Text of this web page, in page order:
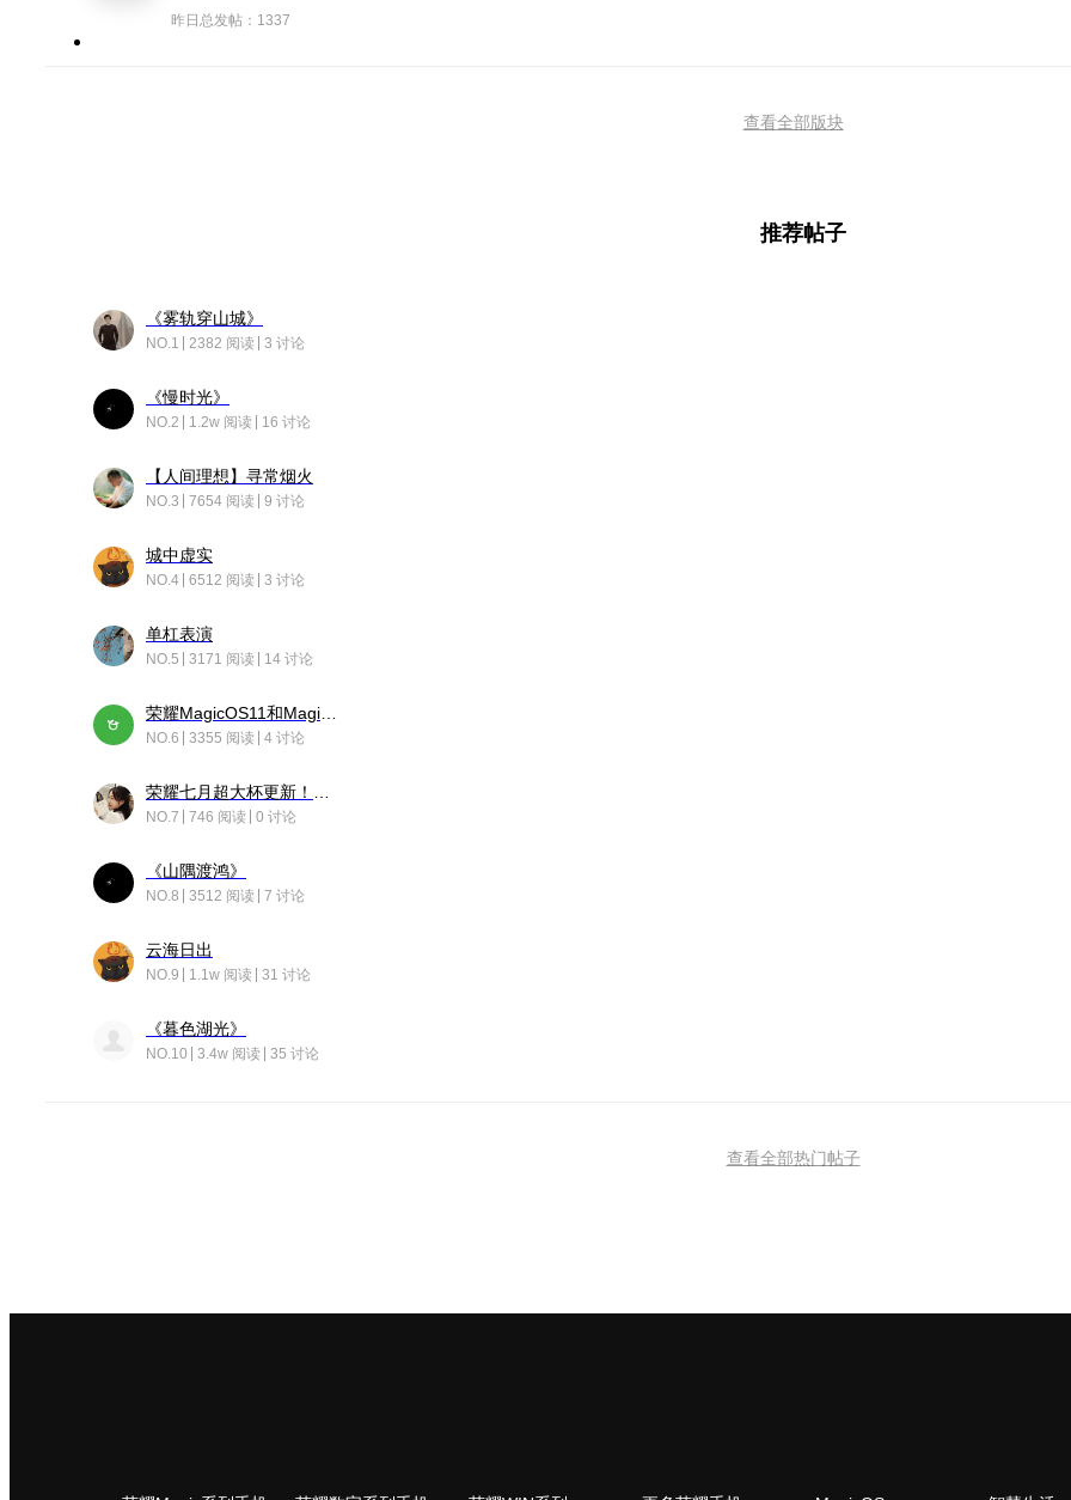
昨日总发帖：1337
查看全部版块
推荐帖子
《雾轨穿山城》
NO.1 2382 阅读 3 讨论
《慢时光》
NO.2 1.2w 阅读 16 讨论
【人间理想】寻常烟火
NO.3 7654 阅读 9 讨论
城中虚实
NO.4 6512 阅读 3 讨论
单杠表演
NO.5 3171 阅读 14 讨论
NO.6 3355 阅读 4 讨论
NO.7 746 阅读 0 讨论
《山隅渡鸿》
NO.8 3512 阅读 7 讨论
云海日出
NO.9 1.1w 阅读 31 讨论
《暮色湖光》
NO.10 3.4w 阅读 35 讨论
查看全部热门帖子